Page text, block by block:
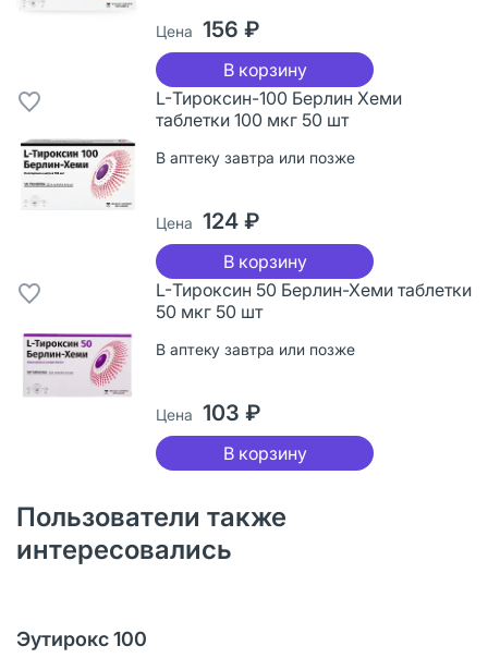
Цена 156 ₽
В корзину
L-Тироксин-100 Берлин Хеми
таблетки 100 мкг 50 шт
В аптеку завтра или позже
Цена 124 ₽
В корзину
L-Тироксин 50 Берлин-Хеми таблетки
50 мкг 50 шт
В аптеку завтра или позже
Цена 103 ₽
В корзину
Пользователи также
интересовались
Эутирокс 100